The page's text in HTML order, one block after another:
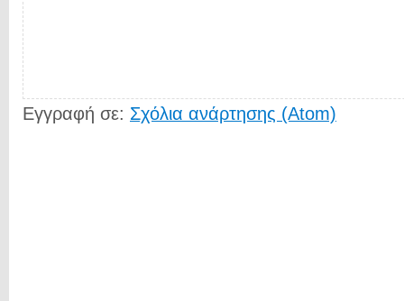
Εγγραφή σε: Σχόλια ανάρτησης (Atom)